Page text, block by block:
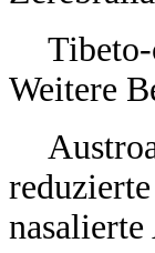
Weitere
nasalierte